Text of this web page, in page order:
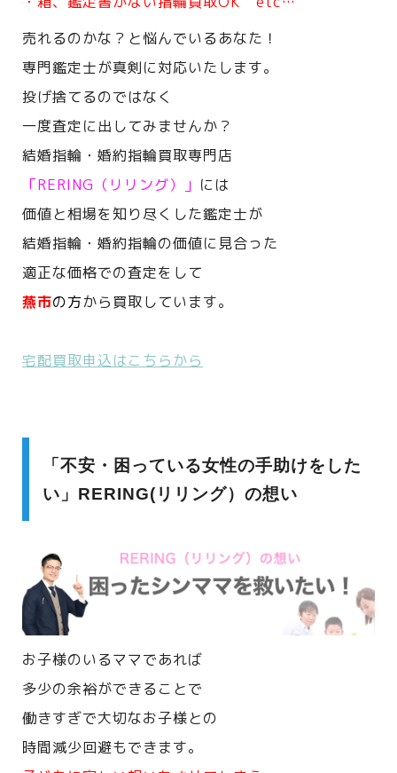
売れるのかな？と悩んでいるあなた！
専門鑑定士が真剣に対応いたします。
投げ捨てるのではなく
一度査定に出してみませんか？
結婚指輪・婚約指輪買取専門店
「RERING（リリング）」 には
価値と相場を知り尽くした鑑定士が
結婚指輪・婚約指輪の価値に見合った
適正な価格での査定をして
燕市の方から買取しています。
宅配買取申込はこちらから
「不安・困っている女性の手助けをした
い」RERING(リリング）の想い
お子様のいるママであれば
多少の余裕ができることで
働きすぎで大切なお子様との
時間減少回避もできます。